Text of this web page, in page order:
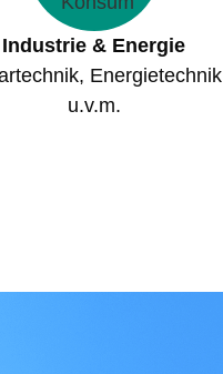
Industrie & Energie
Energietechnik
u.v.m.